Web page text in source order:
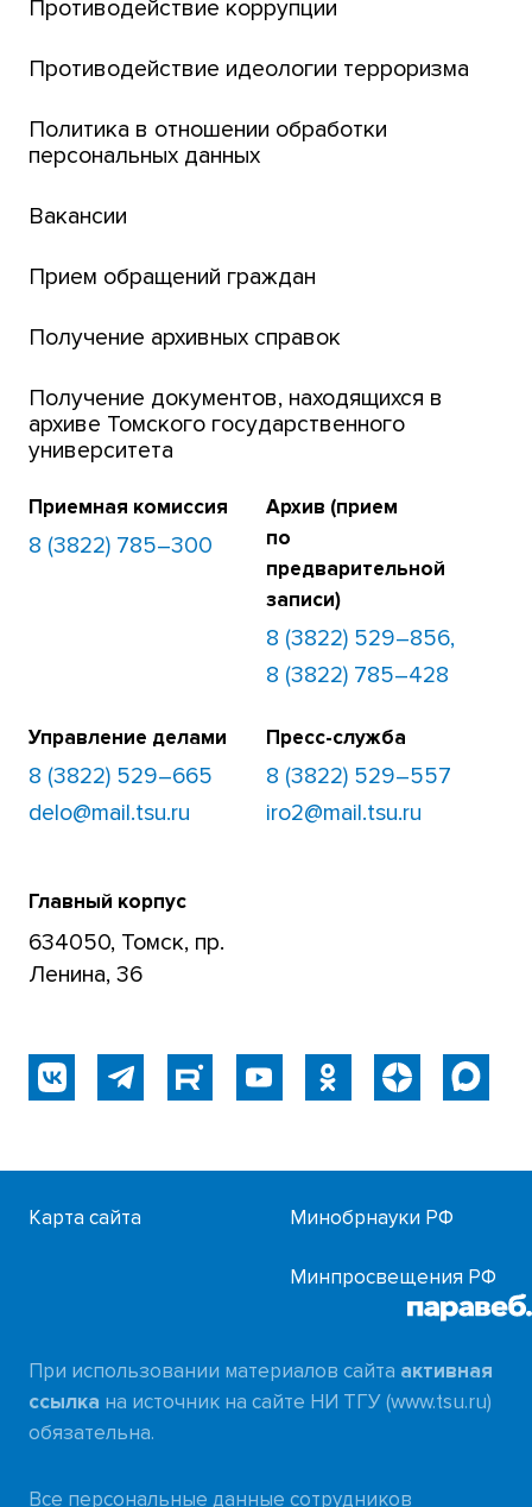
ТГУ
Интернет-лицей
Открытые онлайн-курсы (MOOCs)
Платежи онлайн
Банк инициатив по развитию университета
Противодействие коррупции
Противодействие идеологии терроризма
Политика в отношении обработки
персональных данных
Вакансии
Прием обращений граждан
Получение архивных справок
Получение документов, находящихся в
архиве Томского государственного
университета
Приемная комиссия
8 (3822) 785–300
Архив (прием
по
предварительной
записи)
8 (3822) 529–856,
8 (3822) 785–428
Управление делами
8 (3822) 529–665
delo@mail.tsu.ru
Пресс-служба
8 (3822) 529–557
iro2@mail.tsu.ru
Главный корпус
634050, Томск, пр.
Ленина, 36
Карта сайта Минобрнауки РФ
Минпросвещения РФ
При использовании материалов сайта активная
ссылка на источник на сайте НИ ТГУ (www.tsu.ru)
обязательна.
Все персональные данные сотрудников